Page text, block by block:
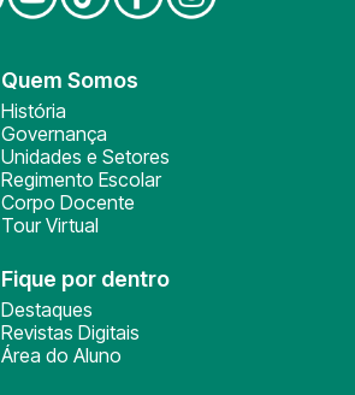
Quem Somos
História
Governança
Unidades e Setores
Regimento Escolar
Corpo Docente
Tour Virtual
Fique por dentro
Destaques
Revistas Digitais
Área do Aluno